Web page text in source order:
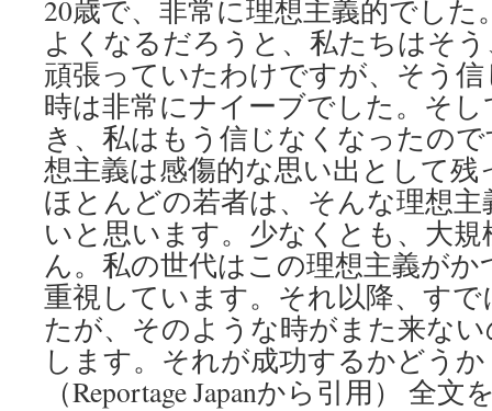
20歳で、非常に理想主義的でし
よくなるだろうと、私たちはそ
頑張っていたわけですが、そう
時は非常にナイーブでした。そ
き、私はもう信じなくなったの
想主義は感傷的な思い出として
ほとんどの若者は、そんな理想
いと思います。少なくとも、大
ん。私の世代はこの理想主義が
重視しています。それ以降、す
たが、そのような時がまた来な
します。それが成功するかどう
（Reportage Japanから引用） 全文